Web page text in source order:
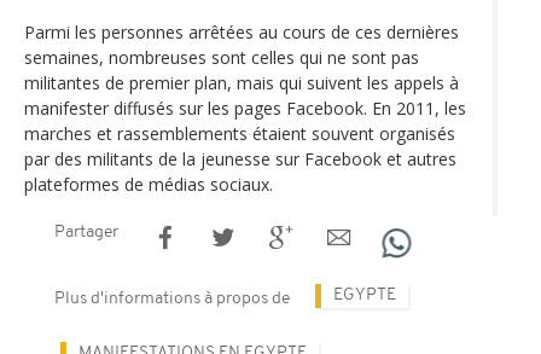
Parmi les personnes arrêtées au cours de ces dernières
semaines, nombreuses sont celles qui ne sont pas
militantes de premier plan, mais qui suivent les appels à
manifester diffusés sur les pages Facebook. En 2011, les
marches et rassemblements étaient souvent organisés
par des militants de la jeunesse sur Facebook et autres
plateformes de médias sociaux.
Partager
Plus d'informations à propos de EGYPTE